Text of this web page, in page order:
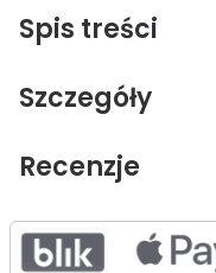
Spis treści
Szczegóły
Recenzje